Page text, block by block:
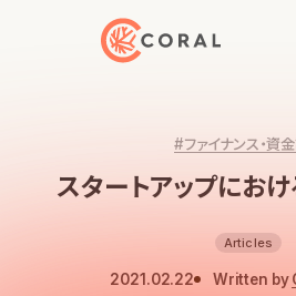
トップページへ戻る
#ファイナンス・資
スタートアップにお
Articles
2021.02.22 Written by